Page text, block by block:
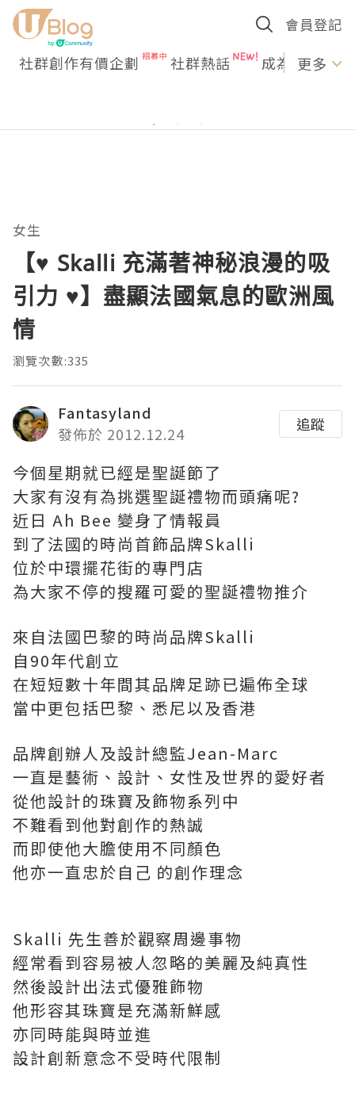
會員登記
社群創作有價企劃 社群熱話 成為U更多
女生
【♥ Skalli 充滿著神秘浪漫的吸
引力 ♥】盡顯法國氣息的歐洲風
情
瀏覽次數:335
Fantasyland
發佈於 2012.12.24
追蹤
今個星期就已經是聖誕節了
大家有沒有為挑選聖誕禮物而頭痛呢?
近日 Ah Bee 變身了情報員
到了法國的時尚首飾品牌Skalli
位於中環擺花街的專門店
為大家不停的搜羅可愛的聖誕禮物推介
來自法國巴黎的時尚品牌Skalli
自90年代創立
在短短數十年間其品牌足跡已遍佈全球
當中更包括巴黎、悉尼以及香港
品牌創辦人及設計總監Jean-Marc
一直是藝術、設計、女性及世界的愛好者
從他設計的珠寶及飾物系列中
不難看到他對創作的熱誠
而即使他大膽使用不同顏色
他亦一直忠於自己 的創作理念
Skalli 先生善於觀察周邊事物
經常看到容易被人忽略的美麗及純真性
然後設計出法式優雅飾物
他形容其珠寶是充滿新鮮感
亦同時能與時並進
設計創新意念不受時代限制